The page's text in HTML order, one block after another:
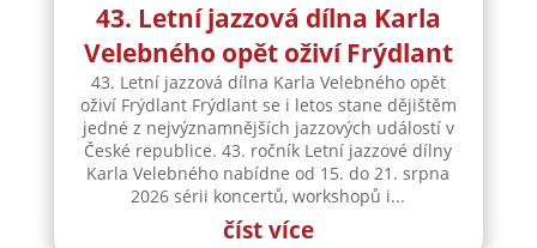
43. Letní jazzová dílna Karla
Velebného opět oživí Frýdlant
43. Letní jazzová dílna Karla Velebného opět
oživí Frýdlant Frýdlant se i letos stane dějištěm
jedné z nejvýznamnějších jazzových událostí v
České republice. 43. ročník Letní jazzové dílny
Karla Velebného nabídne od 15. do 21. srpna
2026 sérii koncertů, workshopů i...
číst více